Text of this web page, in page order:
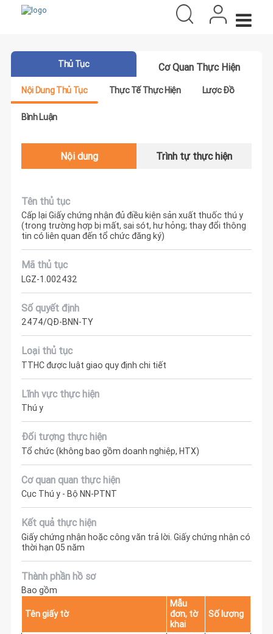
Thủ Tục Cơ Quan Thực Hiện
Nội Dung Thủ Tục Thực Tế Thực Hiện Lược Đồ
Bình Luận
Nội dung Trình tự thực hiện
Tên thủ tục
Cấp lại Giấy chứng nhận đủ điều kiện sản xuất thuốc thú y
(trong trường hợp bị mất, sai sót, hư hỏng; thay đổi thông
tin có liên quan đến tổ chức đăng ký)
Mã thủ tục
LGZ-1.002432
Số quyết định
2474/QĐ-BNN-TY
Loại thủ tục
TTHC được luật giao quy định chi tiết
Lĩnh vực thực hiện
Thú y
Đối tượng thực hiện
Tổ chức (không bao gồm doanh nghiệp, HTX)
Cơ quan quan thực hiện
Cục Thú y - Bộ NN-PTNT
Kết quả thực hiện
Giấy chứng nhận hoặc công văn trả lời. Giấy chứng nhận có
thời hạn 05 năm
Thành phần hồ sơ
Bao gồm
Tên giấy tờ
Mẫu
đơn, tờ
khai
Số lượng